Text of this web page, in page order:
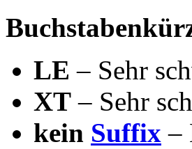
LE – Sehr
XT – Sehr
kein Suffix –